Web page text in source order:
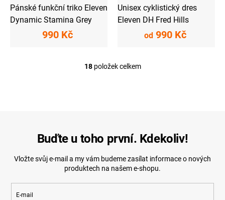
Pánské funkční triko Eleven
Dynamic Stamina Grey
990 Kč
Unisex cyklistický dres
Eleven DH Fred Hills
od990 Kč
O
í
p
v
k
18položek celkem
Buďte u toho první. Kdekoliv!
Vložte svůj e-mail a my vám budeme zasílat informace o nových
produktech na našem e-shopu.
E-mail